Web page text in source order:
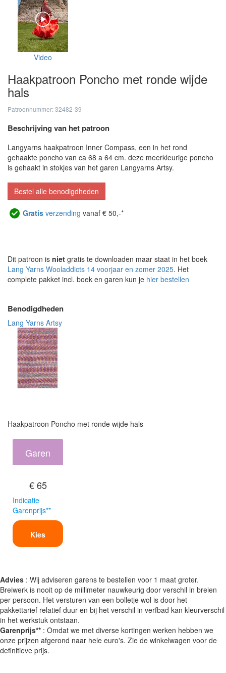
Video
Haakpatroon Poncho met ronde wijde
hals
Patroonnummer: 32482-39
Beschrijving van het patroon
Langyarns haakpatroon Inner Compass, een in het rond
gehaakte poncho van ca 68 a 64 cm. deze meerkleurige poncho
is gehaakt in stokjes van het garen Langyarns Artsy.
Bestel alle benodigdheden
Gratis verzending vanaf € 50,-*
Dit patroon is niet gratis te downloaden maar staat in het boek
Lang Yarns Wooladdicts 14 voorjaar en zomer 2025. Het
complete pakket incl. boek en garen kun je hier bestellen
Benodigdheden
Lang Yarns Artsy
Haakpatroon Poncho met ronde wijde hals
Garen
€ 65
Indicatie
Garenprijs**
Kies
Advies : Wij adviseren garens te bestellen voor 1 maat groter.
Breiwerk is nooit op de millimeter nauwkeurig door verschil in breien
per persoon. Het versturen van een bolletje wol is door het
pakkettarief relatief duur en bij het verschil in verfbad kan kleurverschil
in het werkstuk ontstaan.
Garenprijs** : Omdat we met diverse kortingen werken hebben we
onze prijzen afgerond naar hele euro's. Zie de winkelwagen voor de
definitieve prijs.